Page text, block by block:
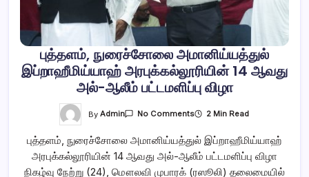
புத்தளம், நுரைச்சோலை அமானிய்யத்துல்
இப்றாஹீமிய்யாஹ் அரபுக்கல்லூரியின் 14 ஆவது
அல்-ஆலீம் பட்டமளிப்பு விழா
ByAdmin No CommentsOn
அமானிய்யத்துல்
இப்றாஹீமிய்யாஹ்
அரபுக்கல்லூரியின்
2 Min Read
புத்தளம், நுரைச்சோலை அமானிய்யத்துல் இப்றாஹீமிய்யாஹ்
அரபுக்கல்லூரியின் 14 ஆவது அல்-ஆலீம் பட்டமளிப்பு விழா
நிகழ்வு நேற்று (24), மௌலவி முபாரக் (ரஸூலி) தலைமையில்